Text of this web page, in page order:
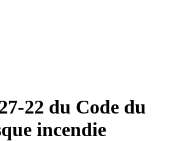
22 du Code du
incendie